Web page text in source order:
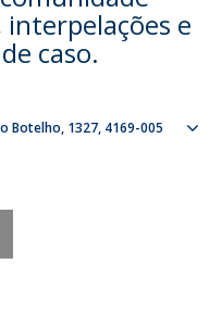
e
caso.
Botelho, 1327 4169-005